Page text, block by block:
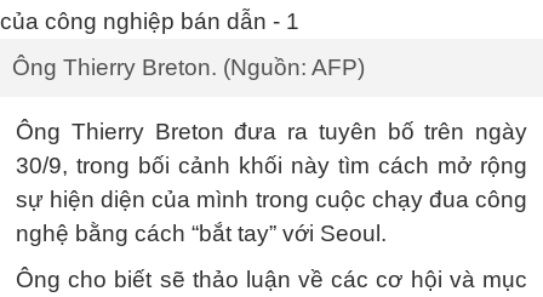
Ông Thierry Breton. (Nguồn: AFP)
Ông Thierry Breton đưa ra tuyên bố trên ngày
30/9, trong bối cảnh khối này tìm cách mở rộng
sự hiện diện của mình trong cuộc chạy đua công
nghệ bằng cách “bắt tay” với Seoul.
Ông cho biết sẽ thảo luận về các cơ hội và mục